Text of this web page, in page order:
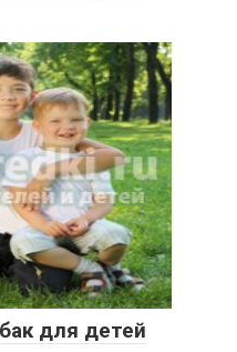
для детей